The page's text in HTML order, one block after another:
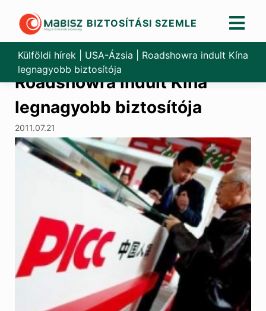
content
BIZTOSÍTÁSI SZEMLE
Külföldi hírek USA-Ázsia
Roadshowra indult Kína
legnagyobb biztosítója
Roadshowra indult Kína
legnagyobb biztosítója
2011.07.21